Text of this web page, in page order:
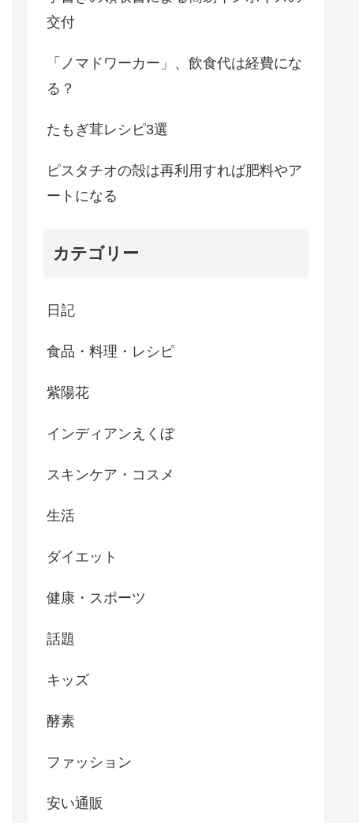
交付
「ノマドワーカー」、飲食代は経費にな
る？
たもぎ茸レシピ3選
ピスタチオの殻は再利用すれば肥料やア
ートになる
カテゴリー
日記
食品・料理・レシピ
紫陽花
インディアンえくぼ
スキンケア・コスメ
生活
ダイエット
健康・スポーツ
話題
キッズ
酵素
ファッション
安い通販